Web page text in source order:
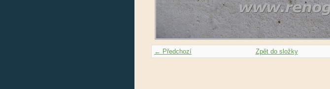
← Předchozí Zpět do složky